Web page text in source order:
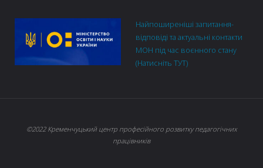
Найпоширеніші запитання-
відповіді та актуальні контакти
МОН під час воєнного стану
(Натисніть ТУТ)
©2022 Кременчуцький центр професійного розвитку педагогічних
працівників